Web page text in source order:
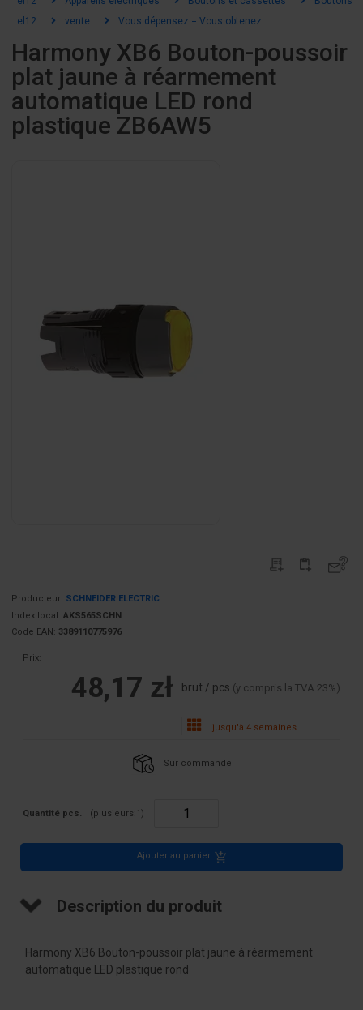
el12
vente Vous dépensez = Vous obtenez
Harmony XB6 Bouton-poussoir
plat jaune à réarmement
automatique LED rond
plastique ZB6AW5
Producteur: SCHNEIDER ELECTRIC
Index local: AKS565SCHN
Code EAN: 3389110775976
Prix:
48,17 zł brut / pcs.(y compris la TVA 23%)
jusqu'à 4 semaines
Sur commande
Quantité pcs. (plusieurs:1 )
Ajouter au panier
Description du produit
Harmony XB6 Bouton-poussoir plat jaune à réarmement
automatique LED plastique rond